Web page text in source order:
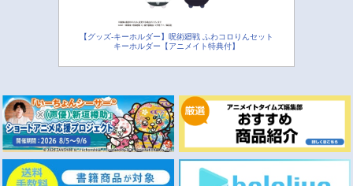
【グッズ-キーホルダー】呪術廻戦 ふわコロりんセット
キーホルダー【アニメイト特典付】